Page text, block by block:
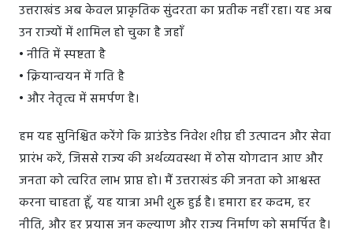
उत्तराखंड अब केवल प्राकृतिक सुंदरता का प्रतीक नहीं रहा। यह अब
उन राज्यों में शामिल हो चुका है जहाँ
• नीति में स्पष्टता है
• क्रियान्वयन में गति है
• और नेतृत्व में समर्पण है।
हम यह सुनिश्चित करेंगे कि ग्राउंडेड निवेश शीघ्र ही उत्पादन और सेवा
प्रारंभ करें, जिससे राज्य की अर्थव्यवस्था में ठोस योगदान आए और
जनता को त्वरित लाभ प्राप्त हो। मैं उत्तराखंड की जनता को आश्वस्त
करना चाहता हूँ, यह यात्रा अभी शुरू हुई है। हमारा हर कदम, हर
नीति, और हर प्रयास जन कल्याण और राज्य निर्माण को समर्पित है।